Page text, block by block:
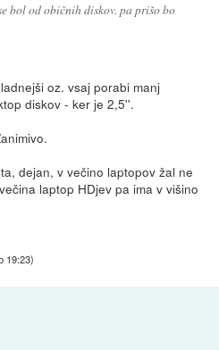
bol od običnih diskov. pa prišo bo
oz. vsaj porabi manj
diskov - ker je 2,5''.
dejan, v večino laptopov žal ne
laptop HDjev pa ima v višino
19:23)